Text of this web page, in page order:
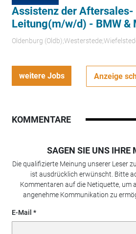
Assistenz der Aftersales-
Leitung(m/w/d) - BMW &
Oldenburg
weitere Jobs Anzeige
KOMMENTARE
SAGEN SIE UNS IHRE
Die qualifizierte Meinung unserer Leser
ist ausdrücklich erwünscht. Bitte
Kommentaren auf die Netiquette, um
angenehme Kommunikation zu
E-Mail